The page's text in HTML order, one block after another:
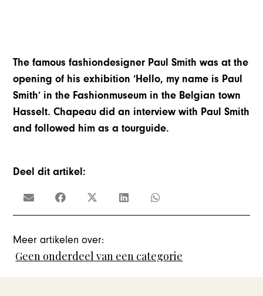
The famous fashiondesigner Paul Smith was at the
opening of his exhibition ‘Hello, my name is Paul
Smith’ in the Fashionmuseum in the Belgian town
Hasselt. Chapeau did an interview with Paul Smith
and followed him as a tourguide.
Deel dit artikel:
Meer artikelen over:
Geen onderdeel van een categorie